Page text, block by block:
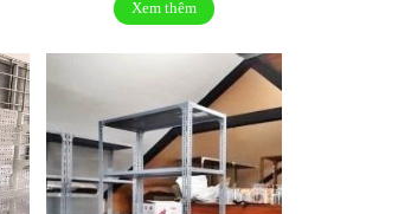
Xem thêm